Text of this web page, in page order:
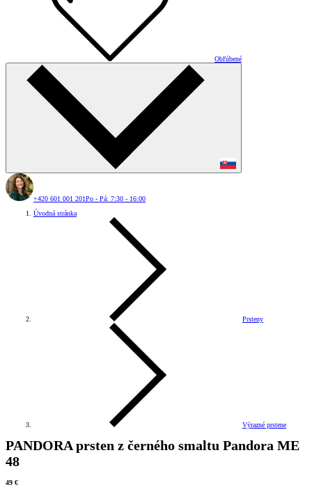
Obľúbené
+420 601 001 201Po - Pá: 7:30 - 16:00
Úvodná stránka
Prsteny
Výrazné prstene
PANDORA prsten z černého smaltu Pandora ME
48
49 €